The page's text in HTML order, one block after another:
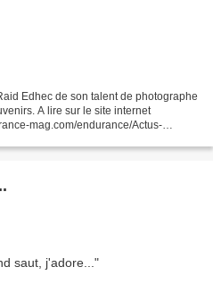
Edhec de son talent de photographe
A lire sur le site internet
mag.com/endurance/Actus-